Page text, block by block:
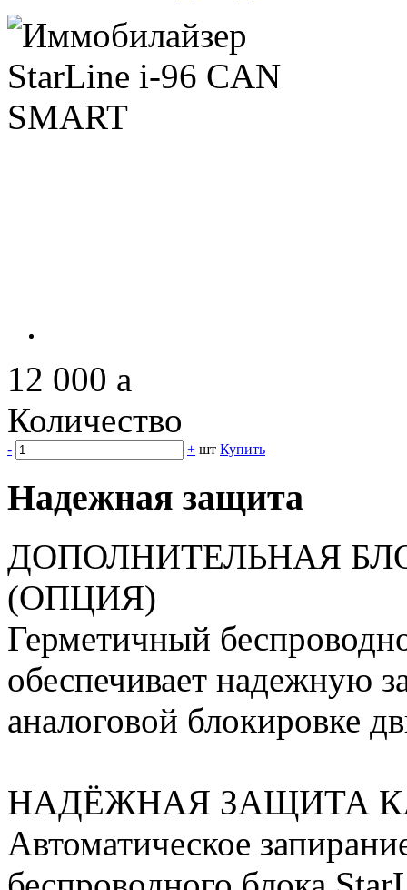
12 000 a
Количество
- + шт Купить
Надежная защита
ДОПОЛНИТЕЛЬНАЯ
(ОПЦИЯ)
Герметичный
обеспечивает надежную
аналоговой блокировке
НАДЁЖНАЯ ЗАЩИТА
Автоматическое